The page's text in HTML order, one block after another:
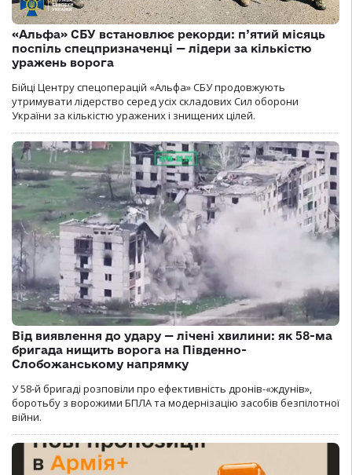
«Альфа» СБУ встановлює рекорди: п’ятий місяць
поспіль спецпризначенці — лідери за кількістю
уражень ворога
Бійці Центру спецоперацій «Альфа» СБУ продовжують
утримувати лідерство серед усіх складових Сил оборони
України за кількістю уражених і знищених цілей.
Від виявлення до удару — лічені хвилини: як 58-ма
бригада нищить ворога на Південно-
Слобожанському напрямку
У 58-й бригаді розповіли про ефективність дронів-«ждунів»,
боротьбу з ворожими БПЛА та модернізацію засобів безпілотної
війни.